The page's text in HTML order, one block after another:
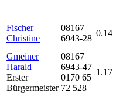
Fischer
Christine
08167
6943-28
0.14
Gmeiner
Harald
Erster
Bürgermeister
08167
6943-47
0170 65
72 528
1.17